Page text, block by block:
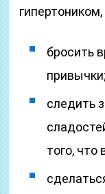
бросить
привычки;
следить
того, что